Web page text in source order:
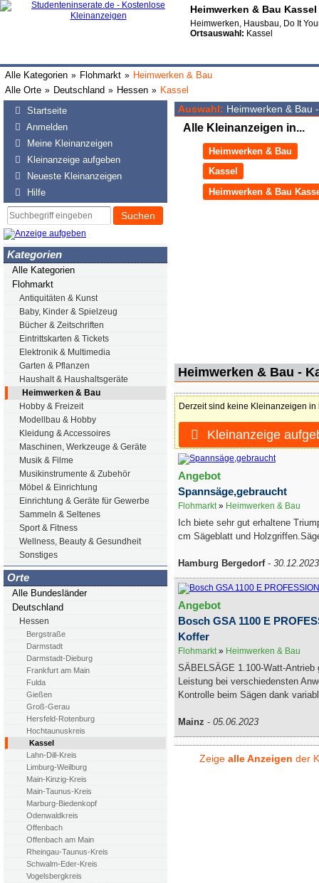
Heimwerken & Bau
Heimwerken, Hausbau, Do It
Ortsauswahl: Kassel
Alle Kategorien » Flohmarkt » Heimwerken & Bau
Alle Orte » Deutschland » Hessen » Kassel
Startseite
Anmelden
Meine Kleinanzeigen
Kleinanzeige aufgeben
Neueste Kleinanzeigen
Hilfe
Suchen
Kategorien
Alle Kategorien
Flohmarkt
Antiquitäten & Kunst
Baby, Kinder & Spielzeug
Bücher & Zeitschriften
Eintrittskarten & Tickets
Elektronik & Multimedia
Garten & Pflanzen
Haushalt & Haushaltsgeräte
Heimwerken & Bau
Hobby & Freizeit
Modellbau & Hobby
Kleidung & Accessoires
Maschinen, Werkzeuge & Geräte
Musik & Filme
Musikinstrumente & Zubehör
Möbel & Einrichtung
Einrichtung & Geräte für Gewerbe
Sammeln & Seltenes
Sport & Fitness
Wellness, Beauty & Gesundheit
Sonstiges
Orte
Alle Bundesländer
Deutschland
Hessen
Bergstraße
Darmstadt
Darmstadt-Dieburg
Frankfurt am Main
Fulda
Gießen
Groß-Gerau
Hersfeld-Rotenburg
Hochtaunuskreis
Kassel
Lahn-Dill-Kreis
Limburg-Weilburg
Main-Kinzig-Kreis
Main-Taunus-Kreis
Marburg-Biedenkopf
Odenwaldkreis
Offenbach
Offenbach am Main
Rheingau-Taunus-Kreis
Schwalm-Eder-Kreis
Vogelsbergkreis
Auswahl: Heimwerken & Bau
Alle Kleinanzeigen in...
Heimwerken & Bau
Kassel
Heimwerken & Bau
Heimwerken & Bau -
Derzeit sind keine Kleinanzeigen in
Kleinanzeige
Angebot
Spannsäge,gebraucht
Flohmarkt» Heimwerken & Bau
Ich biete sehr gut erhaltene
cm Sägeblatt und
Hamburg Bergedorf- 30.12.2023
Angebot
Bosch GSA 1100 E
Koffer
Flohmarkt» Heimwerken & Bau
SÄBELSÄGE 1.100-Watt-Antrieb
Leistung bei verschiedensten
Kontrolle beim Sägen dank
Mainz - 05.06.2023
Zeige alle Anzeigen der